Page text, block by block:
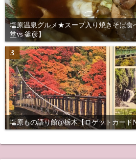
塩原温泉グルメ★スープ入り焼きそば食
堂vs 釜彦】
3
塩原もの語り館@栃木【ロゲットカード